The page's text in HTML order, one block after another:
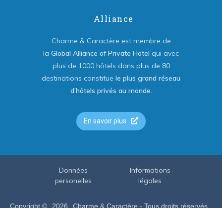
Alliance
Charme & Caractère est membre de
la Global Alliance of Private Hotel qui avec
plus de 1000 hôtels dans plus de 80
destinations constitue le plus grand réseau
d’hôtels privés au monde.
En savoir plus
Copyright © 2026 Charme & Caractère - Tous droits réservés
Données
personelles
Informations
légales